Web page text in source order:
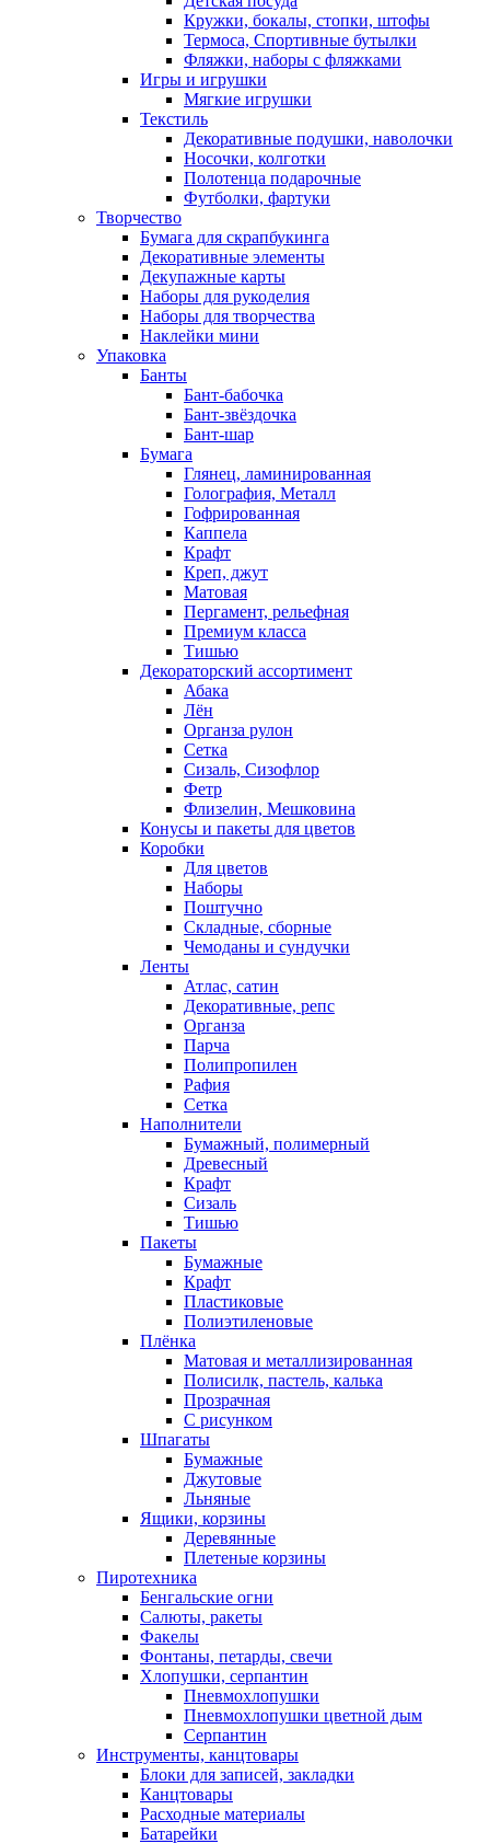
Кружки, бокалы, стопки, штофы
Термоса, Спортивные бутылки
Фляжки, наборы с фляжками
Игры и игрушки
Мягкие игрушки
Текстиль
Декоративные подушки, наволочки
Носочки, колготки
Полотенца подарочные
Футболки, фартуки
Творчество
Бумага для скрапбукинга
Декоративные элементы
Декупажные карты
Наборы для рукоделия
Наборы для творчества
Наклейки мини
Упаковка
Банты
Бант-бабочка
Бант-звёздочка
Бант-шар
Бумага
Глянец, ламинированная
Голография, Металл
Гофрированная
Каппела
Крафт
Креп, джут
Матовая
Пергамент, рельефная
Премиум класса
Тишью
Декораторский ассортимент
Абака
Лён
Органза рулон
Сетка
Сизаль, Сизофлор
Фетр
Флизелин, Мешковина
Конусы и пакеты для цветов
Коробки
Для цветов
Наборы
Поштучно
Складные, сборные
Чемоданы и сундучки
Ленты
Атлас, сатин
Декоративные, репс
Органза
Парча
Полипропилен
Рафия
Сетка
Наполнители
Бумажный, полимерный
Древесный
Крафт
Сизаль
Тишью
Пакеты
Бумажные
Крафт
Пластиковые
Полиэтиленовые
Плёнка
Матовая и металлизированная
Полисилк, пастель, калька
Прозрачная
С рисунком
Шпагаты
Бумажные
Джутовые
Льняные
Ящики, корзины
Деревянные
Плетеные корзины
Пиротехника
Бенгальские огни
Салюты, ракеты
Факелы
Фонтаны, петарды, свечи
Хлопушки, серпантин
Пневмохлопушки
Пневмохлопушки цветной дым
Серпантин
Инструменты, канцтовары
Блоки для записей, закладки
Канцтовары
Расходные материалы
Батарейки